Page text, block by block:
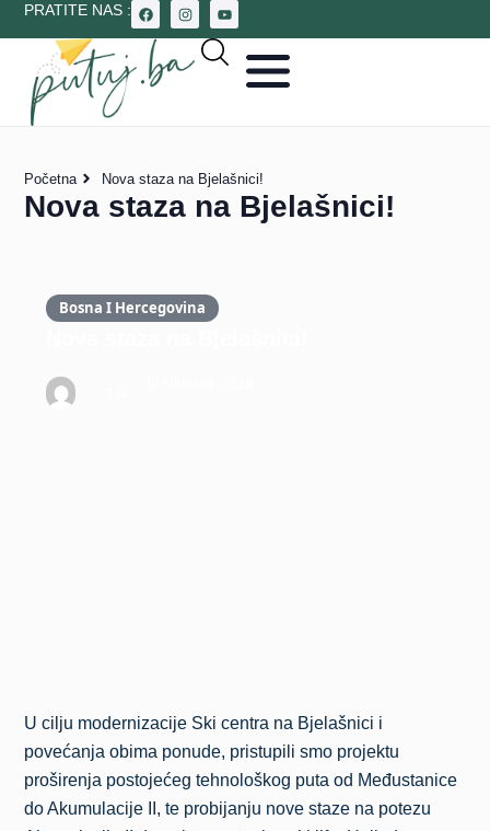
PRATITE NAS :
Početna Nova staza na Bjelašnici!
Nova staza na Bjelašnici!
Bosna I Hercegovina
U cilju modernizacije Ski centra na Bjelašnici i
povećanja obima ponude, pristupili smo projektu
proširenja postojećeg tehnološkog puta od Međustanice
do Akumulacije II, te probijanju nove staze na potezu